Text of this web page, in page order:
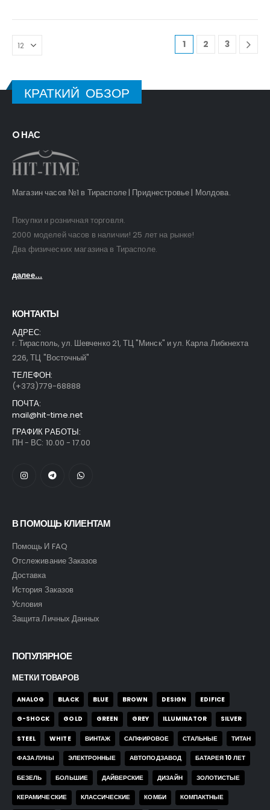
1 2 3
Часы Skmei 9096 bb
35,00$
Часы Skmei 9096 bb
35,00$
КРАТКИЙ ОБЗОР
O НАС
Магазин часов №1 в Тирасполе | Приднестровье | Молдова.
Покупки и розничная торговля.
2000 моделей часов в наличии! 25 лет на рынке!
Два физических магазина в Тирасполе.
далее...
КОНТАКТЫ
АДРЕС:
г. Тирасполь, ул. Шевченко 21, ТЦ "Минск" и ул. Карла Либкнехта
226, ТЦ "Восточный"
ТЕЛЕФОН:
(+373)779-68888
ПОЧТА:
mail@hit-time.net
ГРАФИК РАБОТЫ:
ПН - ВС: 10.00 - 17.00
В ПОМОЩЬ КЛИЕНТАМ
Помощь И FAQ
Отслеживание Заказов
Доставка
История Заказов
Условия
Защита Личных Данных
ПОПУЛЯРНОЕ
МЕТКИ ТОВАРОВ
ANALOG BLACK BLUE BROWN DESIGN EDIFICE
G-SHOCK GOLD GREEN GREY ILLUMINATOR SILVER
STEEL WHITE ВИНТАЖ САПФИРОВОЕ СТАЛЬНЫЕ ТИТАН
ФАЗА ЛУНЫ ЭЛЕКТРОННЫЕ АВТОПОДЗАВОД БАТАРЕЯ 10 ЛЕТ
БЕЗЕЛЬ БОЛЬШИЕ ДАЙВЕРСКИЕ ДИЗАЙН ЗОЛОТИСТЫЕ
КЕРАМИЧЕСКИЕ КЛАССИЧЕСКИЕ КОМБИ КОМПАКТНЫЕ